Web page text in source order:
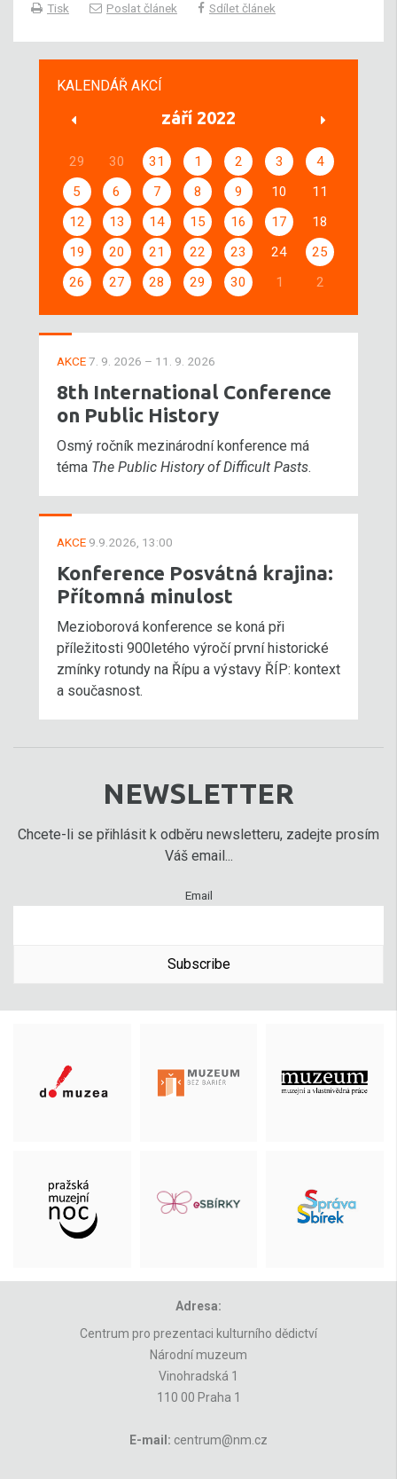
Tisk
Poslat článek Sdílet článek
KALENDÁŘ AKCÍ
září 2022
29 30 31 1 2 3
4
5
6 7 8 9 10
11
12
13 14 15 16 17
18
19
20 21 22 23 24
25
26
27 28 29 30 1 2
AKCE7. 9. 2026 – 11. 9. 2026
8th International Conference
on Public History
Osmý ročník mezinárodní konference má
téma The Public History of Difficult Pasts.
AKCE 9.9.2026, 13:00
Konference Posvátná krajina:
Přítomná minulost
Mezioborová konference se koná při
příležitosti 900letého výročí první historické
zmínky rotundy na Řípu a výstavy ŘÍP: kontext
a současnost.
NEWSLETTER
Chcete-li se přihlásit k odběru newsletteru, zadejte prosím
Váš email...
Email
Subscribe
Adresa:
Centrum pro prezentaci kulturního dědictví
Národní muzeum
Vinohradská 1
110 00 Praha 1
E-mail: centrum@nm.cz